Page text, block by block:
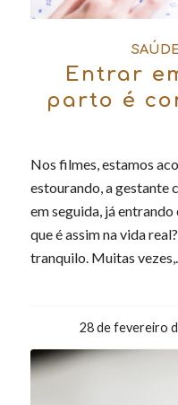
Entrar
parto é
Nos filmes, estamos
estourando, a gestante
em seguida, já
que é assim na vida
tranquilo. Muitas
28 de fevereiro /